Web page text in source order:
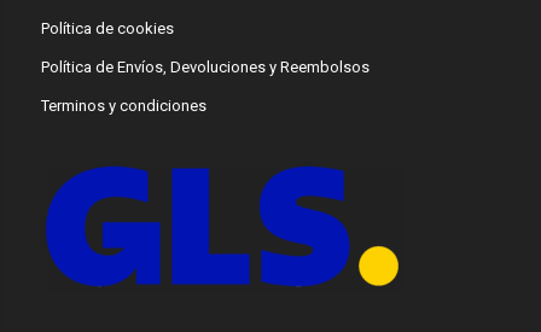
Política de cookies
Política de Envíos, Devoluciones y Reembolsos
Terminos y condiciones